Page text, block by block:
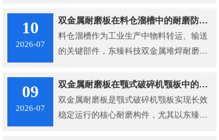
磨板凭借专属结构与工艺优势。
10
2026-07
双金属耐磨板在料仓溜槽中的耐磨防护应用价值
料仓溜槽作为工业生产中物料转运、输送
的关键部件，东臻科技双金属堆焊耐磨板
防护的核心材料，为料仓溜槽提供长效、
可靠的防护保障。
09
2026-07
双金属耐磨板在颚式破碎机颚板中的耐磨应用价值
双金属耐磨板是颚式破碎机颚板实现长效
稳定运行的核心耐磨构件，尤其以东臻科